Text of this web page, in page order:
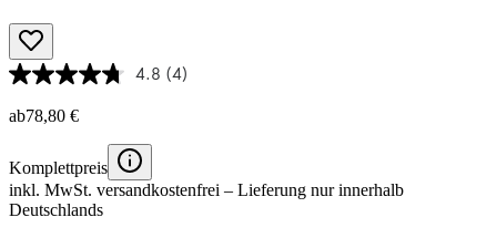
4.8 (4)
ab78,80 €
Komplettpreis
inkl. MwSt. versandkostenfrei – Lieferung nur innerhalb
Deutschlands